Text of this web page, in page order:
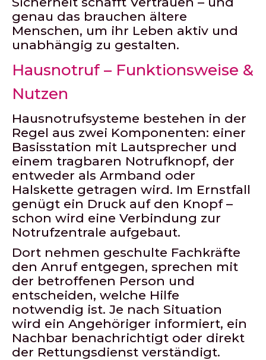
genau das brauchen ältere
Menschen, um ihr Leben aktiv und
unabhängig zu gestalten.
Hausnotruf – Funktionsweise &
Nutzen
Hausnotrufsysteme bestehen in der
Regel aus zwei Komponenten: einer
Basisstation mit Lautsprecher und
einem tragbaren Notrufknopf, der
entweder als Armband oder
Halskette getragen wird. Im Ernstfall
genügt ein Druck auf den Knopf –
schon wird eine Verbindung zur
Notrufzentrale aufgebaut.
Dort nehmen geschulte Fachkräfte
den Anruf entgegen, sprechen mit
der betroffenen Person und
entscheiden, welche Hilfe
notwendig ist. Je nach Situation
wird ein Angehöriger informiert, ein
Nachbar benachrichtigt oder direkt
der Rettungsdienst verständigt.